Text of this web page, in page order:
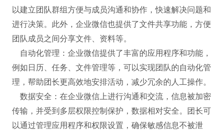
以建立团队群组方便与成员沟通和协作，快速解决问题和
进行决策。此外，企业微信也提供了文件共享功能，方便
团队成员之间分享文件、资料等。
自动化管理：企业微信提供了丰富的应用程序和功能，
例如日历、任务、文件管理等，可以实现团队的自动化管
理，帮助团长更高效地安排活动，减少冗余的人工操作。
数据安全：在企业微信上进行沟通和交流，信息被加密
传输，并受到多层权限控制保护，数据相对安全。团长可
以通过管理应用程序和权限设置，确保敏感信息不被泄